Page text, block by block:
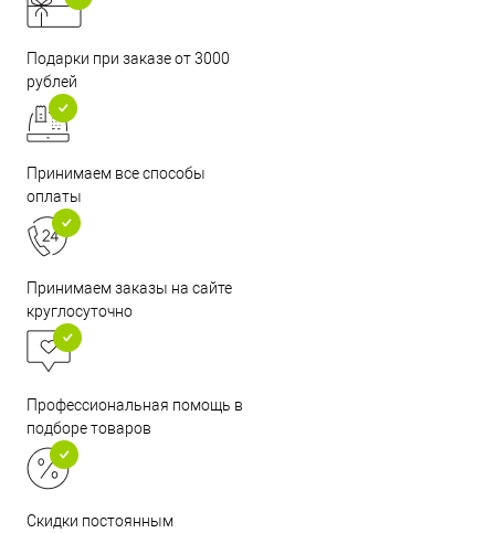
Подарки при заказе от 3000
рублей
Принимаем все способы
оплаты
Принимаем заказы на сайте
круглосуточно
Профессиональная помощь в
подборе товаров
Скидки постоянным